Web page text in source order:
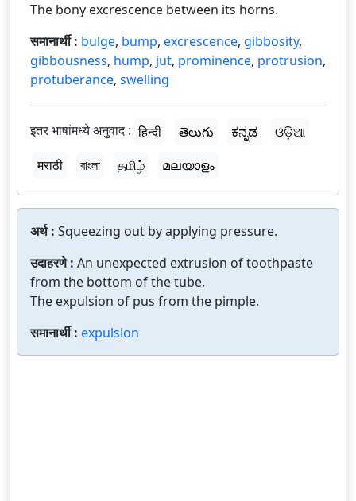
The bony excrescence between its horns.
समानार्थी : bulge, bump, excrescence, gibbosity,
gibbousness, hump, jut, prominence, protrusion,
protuberance, swelling
इतर भाषांमध्ये अनुवाद : हिन्दी తెలుగు ಕನ್ನಡ
ଓଡ଼ିଆ
मराठी
বাংলা தமிழ் മലയാളം
अर्थ : Squeezing out by applying pressure.
उदाहरणे : An unexpected extrusion of toothpaste
from the bottom of the tube.
The expulsion of pus from the pimple.
समानार्थी : expulsion